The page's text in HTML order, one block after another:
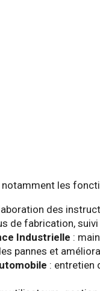
les
des
de fabrication,
Industrielle :
pannes et
: entretien